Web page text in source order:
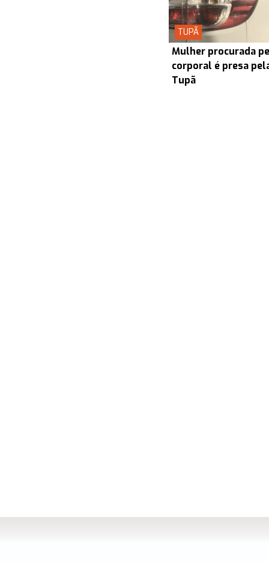
TUPÃ
Mulher procurada
corporal é presa
Tupã